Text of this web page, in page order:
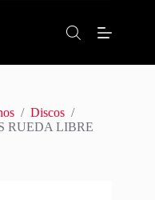
/ Discos /
RUEDA LIBRE